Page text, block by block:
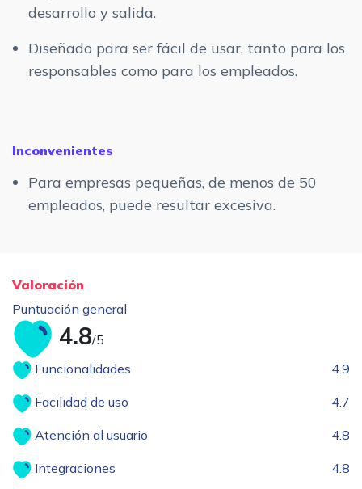
desarrollo y salida.
Diseñado para ser fácil de usar, tanto para los
responsables como para los empleados.
Inconvenientes
Para empresas pequeñas, de menos de 50
empleados, puede resultar excesiva.
Valoración
Puntuación general
4.8/5
Funcionalidades
4.9
Facilidad de uso 4.7
Atención al usuario 4.8
Integraciones 4.8